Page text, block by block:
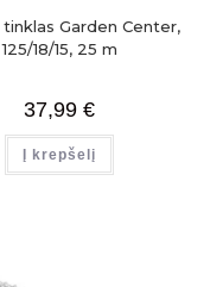
tinklas Garden Center,
125/18/15, 25 m
37,99 €
Į krepšelį